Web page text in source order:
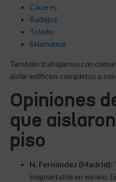
Cáceres
Badajoz
Toledo
Salamanca
También trabajamos con
aislar edificios completos o
Opiniones
que
piso
N. Fernández (Madrid):
inaguantable en verano.